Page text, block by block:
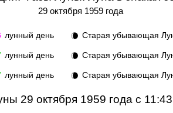
29 октября 1959 года
лунный день 🌘 Старая убывающая
лунный день 🌘 Старая убывающая
лунный день 🌘 Старая убывающая
29 октября 1959 года с